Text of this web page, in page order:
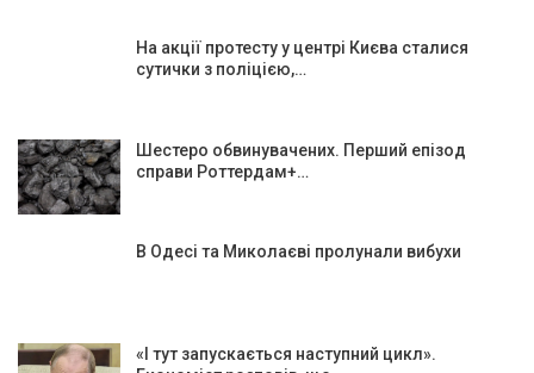
На акції протесту у центрі Києва сталися
сутички з поліцією,…
Шестеро обвинувачених. Перший епізод
справи Роттердам+…
В Одесі та Миколаєві пролунали вибухи
«І тут запускається наступний цикл».